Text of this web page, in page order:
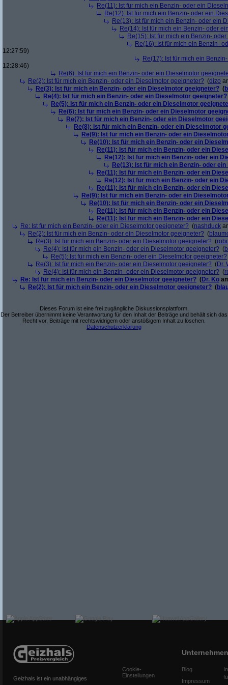
Re(11): Ist für mich ein Benzin- oder ein
Re(12): Ist für mich ein Benzin- oder ein
Re(13): Ist für mich ein Benzin- oder ein
Re(14): Ist für mich ein Benzin- oder
Re(15): Ist für mich ein Benzin-
Re(16): Ist für mich ein Benzin-
12:27:59)
Re(17): Ist für mich ein
12:28:46)
Re(6): Ist für mich ein Benzin- oder ein Dieselmotor
Re(2): Ist für mich ein Benzin- oder ein Dieselmotor geeigneter? (dizo
Re(3): Ist für mich ein Benzin- oder ein Dieselmotor geeigneter? (
Re(4): Ist für mich ein Benzin- oder ein Dieselmotor geeigneter?
Re(5): Ist für mich ein Benzin- oder ein Dieselmotor
Re(6): Ist für mich ein Benzin- oder ein Dieselmotor
Re(7): Ist für mich ein Benzin- oder ein Dieselmotor
Re(8): Ist für mich ein Benzin- oder ein Dieselmotor
Re(9): Ist für mich ein Benzin- oder ein
Re(10): Ist für mich ein Benzin- oder ein
Re(11): Ist für mich ein Benzin- oder ein
Re(12): Ist für mich ein Benzin- oder ein
Re(13): Ist für mich ein Benzin- oder
Re(11): Ist für mich ein Benzin- oder ein
Re(12): Ist für mich ein Benzin- oder ein
Re(11): Ist für mich ein Benzin- oder ein
Re(9): Ist für mich ein Benzin- oder ein
Re(10): Ist für mich ein Benzin- oder ein
Re(11): Ist für mich ein Benzin- oder ein
Re(11): Ist für mich ein Benzin- oder ein
Re: Ist für mich ein Benzin- oder ein Dieselmotor geeigneter? (nashduck
Re(2): Ist für mich ein Benzin- oder ein Dieselmotor geeigneter? (
Re(3): Ist für mich ein Benzin- oder ein Dieselmotor geeigneter? (
Re(4): Ist für mich ein Benzin- oder ein Dieselmotor geeigneter? (
Re(5): Ist für mich ein Benzin- oder ein Dieselmotor geeigneter?
Re(3): Ist für mich ein Benzin- oder ein Dieselmotor geeigneter? (Dr.
Re(4): Ist für mich ein Benzin- oder ein Dieselmotor geeigneter? (
Re: Ist für mich ein Benzin- oder ein Dieselmotor geeigneter? (Dr. Ko
Re(2): Ist für mich ein Benzin- oder ein Dieselmotor geeigneter? (
Dieses Forum ist eine frei zugängliche Diskussionsplattform.
Der Betreiber übernimmt keine Verantwortung für den Inhalt der Beiträge und behält sich das
Recht vor, Beiträge mit rechtswidrigem oder anstößigem Inhalt zu löschen.
Datenschutzerklärung
Geizhals ist ein unabhängiges
Cookie-
Einstellungen
Unternehmen
Blog
Impressum